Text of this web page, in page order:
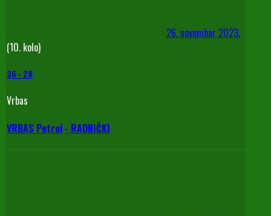
26. novembar 2023.
(10. kolo)
36 - 28
Vrbas
VRBAS Petrol - RADNIČKI